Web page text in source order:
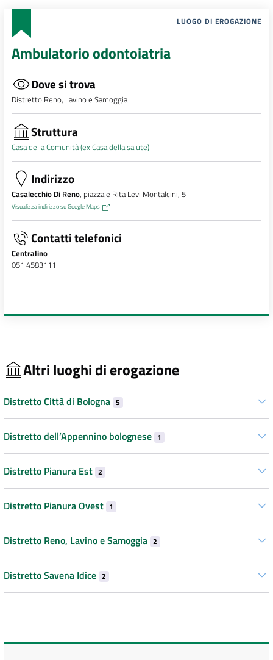
LUOGO DI EROGAZIONE
Ambulatorio odontoiatria
Dove si trova
Distretto Reno, Lavino e Samoggia
Struttura
Casa della Comunità (ex Casa della salute)
Indirizzo
Casalecchio Di Reno, piazzale Rita Levi Montalcini, 5
Visualizza indirizzo su Google Maps
Contatti telefonici
Centralino
051 4583111
Altri luoghi di erogazione
Distretto Città di Bologna 5
Distretto dell’Appennino bolognese 1
Distretto Pianura Est 2
Distretto Pianura Ovest 1
Distretto Reno, Lavino e Samoggia 2
Distretto Savena Idice 2